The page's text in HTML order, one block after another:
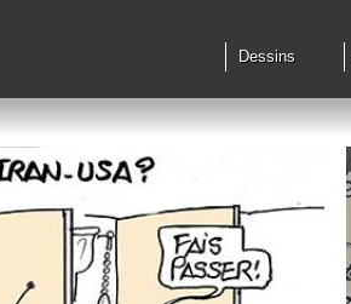
Dessins